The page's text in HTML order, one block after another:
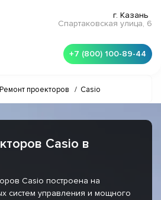
г. Казань
Спартаковская улица, 6
+7 (800) 100-89-44
Ремонт проекторов / Casio
Casio в
Casio построена на
систем управления и мощного